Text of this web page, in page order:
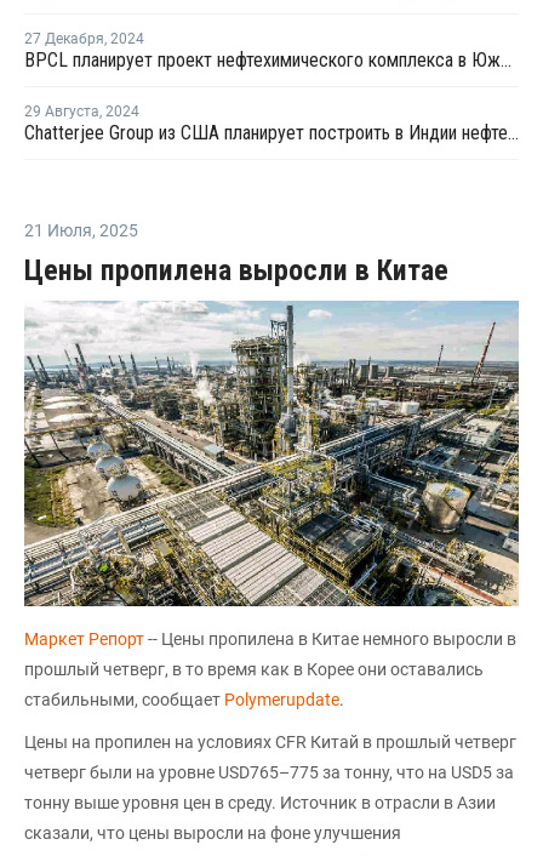
27 Декабря, 2024
BPCL планирует проект нефтехимического комплекса в Южной Индии
29 Августа, 2024
Chatterjee Group из США планирует построить в Индии нефтехимический комплекс
21 Июля, 2025
Цены пропилена выросли в Китае
Маркет Репорт-- Цены пропилена в Китае немного выросли в
прошлый четверг, в то время как в Корее они оставались
стабильными, сообщает Polymerupdate.
Цены на пропилен на условиях CFR Китай в прошлый четверг
четверг были на уровне USD765–775 за тонну, что на USD5 за
тонну выше уровня цен в среду. Источник в отрасли в Азии
сказали, что цены выросли на фоне улучшения